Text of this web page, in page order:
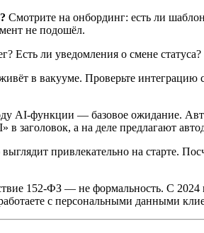
Смотрите на онбординг: есть ли
не подошёл.
Есть ли уведомления о смене
в вакууме. Проверьте
AI-функции — базовое ожидание.
заголовок, а на деле предлагают
привлекательно на старте.
152-ФЗ — не формальность. С
с персональными данными